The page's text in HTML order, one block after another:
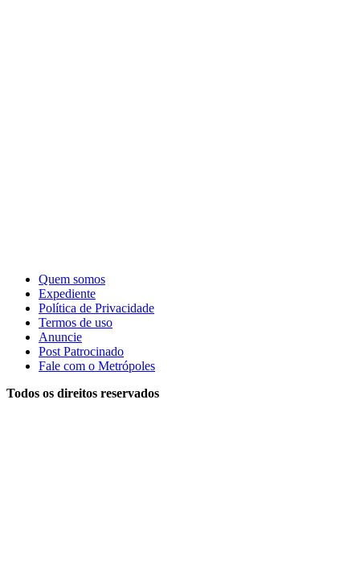
Quem somos
Expediente
Política de Privacidade
Termos de uso
Anuncie
Post Patrocinado
Fale com o Metrópoles
Todos os direitos reservados